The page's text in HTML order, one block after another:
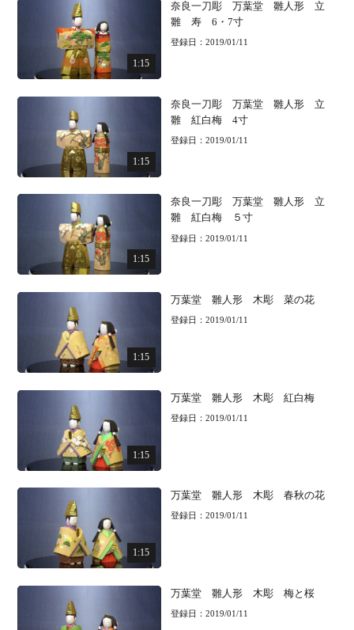
1:15
奈良一刀彫 万葉堂 雛人形 立
雛 寿 6・7寸
登録日：2019/01/11
1:15
奈良一刀彫 万葉堂 雛人形 立
雛 紅白梅 4寸
登録日：2019/01/11
1:15
奈良一刀彫 万葉堂 雛人形 立
雛 紅白梅 ５寸
登録日：2019/01/11
1:15
万葉堂 雛人形 木彫 菜の花
登録日：2019/01/11
1:15
万葉堂 雛人形 木彫 紅白梅
登録日：2019/01/11
1:15
万葉堂 雛人形 木彫 春秋の花
登録日：2019/01/11
万葉堂 雛人形 木彫 梅と桜
登録日：2019/01/11